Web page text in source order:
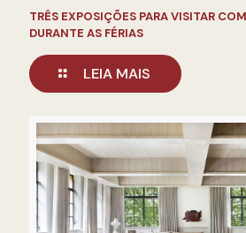
TRÊS EXPOSIÇÕES PARA VISITAR
DURANTE AS FÉRIAS
LEIA MAIS